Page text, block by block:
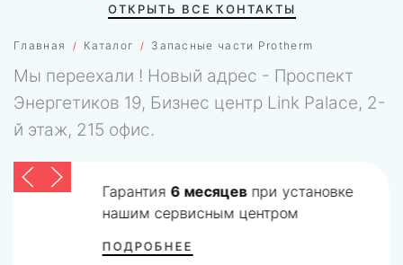
Главная Каталог Запасные части Protherm
ОТКРЫТЬ ВСЕ КОНТАКТЫ
Мы переехали ! Новый адрес - Проспект
Энергетиков 19, Бизнес центр Link Palace, 2-
й этаж, 215 офис.
Гарантия 6 месяцевпри установке
нашим сервисным центром
ПОДРОБНЕЕ